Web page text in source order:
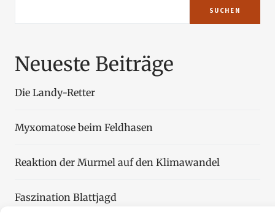
SUCHEN
Neueste Beiträge
Die Landy-Retter
Myxomatose beim Feldhasen
Reaktion der Murmel auf den Klimawandel
Faszination Blattjagd